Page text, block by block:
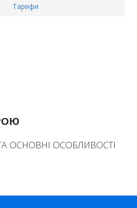
Тарифи
ОСНОВНІ ОСОБЛИВОСТІ